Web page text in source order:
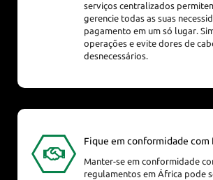
serviços centralizados
gerencie todas as suas
pagamento em um só lugar.
operações e evite dores de
desnecessários.
Fique em conformidade com
Manter-se em conformidade
regulamentos em África pode